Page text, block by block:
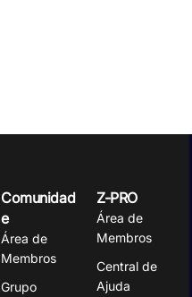
Comunidad
e
Área de
Membros
Grupo
Z-PRO
Área de
Membros
Central de
Ajuda